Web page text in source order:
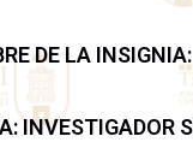
DE LA INSIGNIA:
INVESTIGADOR